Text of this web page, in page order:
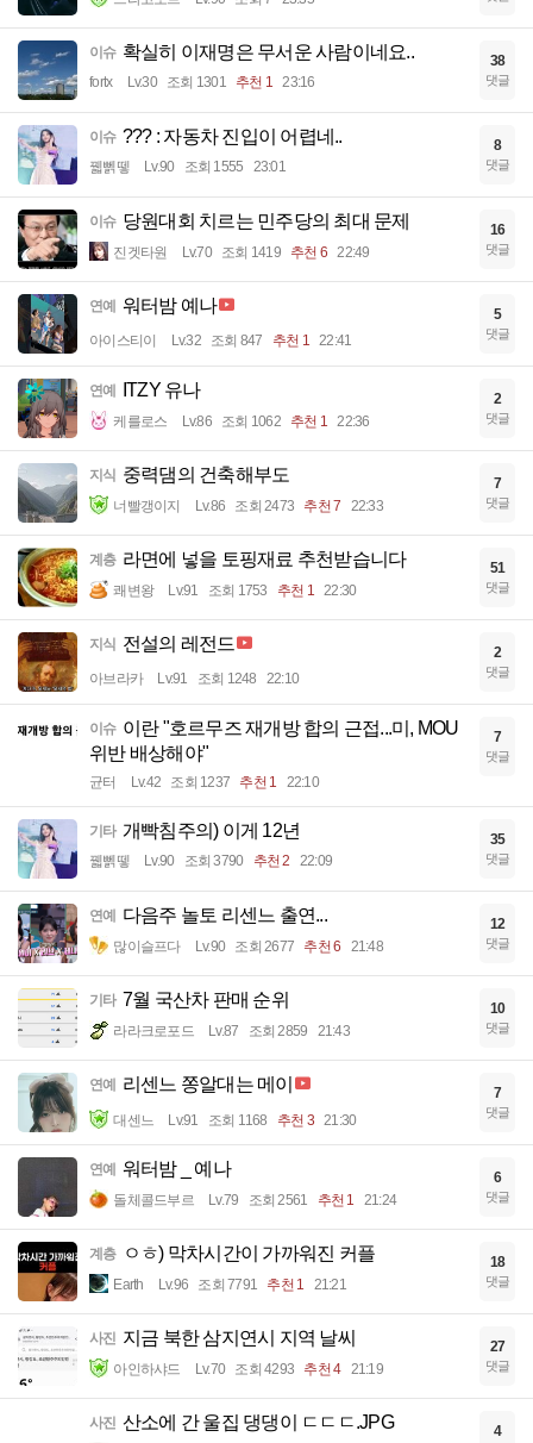
이슈 확실히 이재명은 무서운 사람이네요..
fortx Lv.30 조회 1301 추천 1 23:16
38
댓글
이슈 ??? : 자동차 진입이 어렵네..
꿻뻵뗗 Lv.90 조회 1555 23:01
8
댓글
이슈 당원대회 치르는 민주당의 최대 문제
진겟타원 Lv.70 조회 1419 추천 6 22:49
16
댓글
연예 워터밤 예나
아이스티이 Lv.32 조회 847 추천 1 22:41
5
댓글
연예 ITZY 유나
케를로스 Lv.86 조회 1062 추천 1 22:36
2
댓글
지식 중력댐의 건축해부도
너빨갱이지 Lv.86 조회 2473 추천 7 22:33
7
댓글
계층 라면에 넣을 토핑재료 추천받습니다
쾌변왕 Lv.91 조회 1753 추천 1 22:30
51
댓글
지식 전설의 레전드
아브라카 Lv.91 조회 1248 22:10
2
댓글
이슈 이란 "호르무즈 재개방 합의 근접...미, MOU
위반 배상해야"
균터 Lv.42 조회 1237 추천 1 22:10
7
댓글
기타 개빡침주의) 이게 12년
꿻뻵뗗 Lv.90 조회 3790 추천 2 22:09
35
댓글
연예 다음주 놀토 리센느 출연...
많이슬프다 Lv.90 조회 2677 추천 6 21:48
12
댓글
기타 7월 국산차 판매 순위
라라크로포드 Lv.87 조회 2859 21:43
10
댓글
연예 리센느 쫑알대는 메이
대센느 Lv.91 조회 1168 추천 3 21:30
7
댓글
연예 워터밤 _ 예나
돌체콜드부르 Lv.79 조회 2561 추천 1 21:24
6
댓글
계층 ㅇㅎ) 막차시간이 가까워진 커플
Earth Lv.96 조회 7791 추천 1 21:21
18
댓글
사진 지금 북한 삼지연시 지역 날씨
아인하샤드 Lv.70 조회 4293 추천 4 21:19
27
댓글
사진 산소에 간 울집 댕댕이 ㄷㄷㄷ.JPG 4